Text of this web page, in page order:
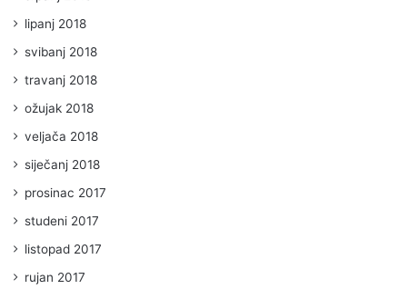
lipanj 2018
svibanj 2018
travanj 2018
ožujak 2018
veljača 2018
siječanj 2018
prosinac 2017
studeni 2017
listopad 2017
rujan 2017